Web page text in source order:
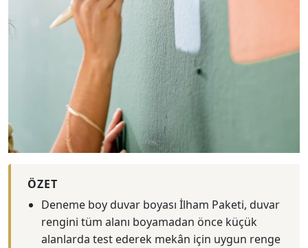
ÖZET
Deneme boy duvar boyası İlham Paketi, duvar
rengini tüm alanı boyamadan önce küçük
alanlarda test ederek mekân için uygun renge